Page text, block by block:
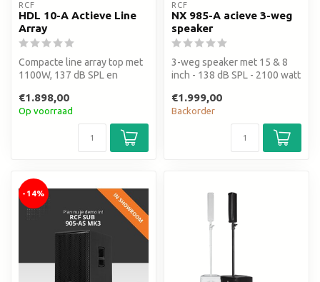
RCF
HDL 10-A Actieve Line
Array
Compacte line array top met
1100W, 137 dB SPL en
v...
€1.898,00
Op voorraad
RCF
NX 985-A acieve 3-weg
speaker
3-weg speaker met 15 & 8
inch - 138 dB SPL - 2100 watt
€1.999,00
Backorder
-14%